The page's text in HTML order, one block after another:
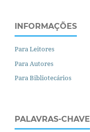
INFORMAÇÕES
Para Leitores
Para Autores
Para Bibliotecários
PALAVRAS-CHAVE